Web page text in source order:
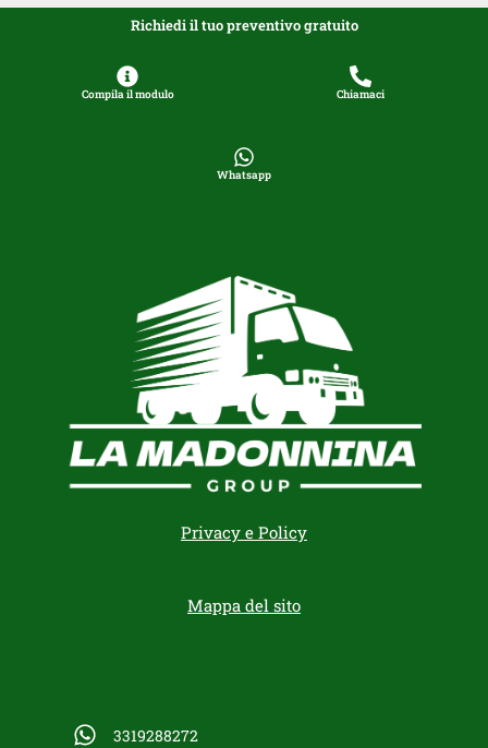
Richiedi il tuo preventivo gratuito
Compila il modulo Chiamaci
Whatsapp
Privacy e Policy
Mappa del sito
3319288272